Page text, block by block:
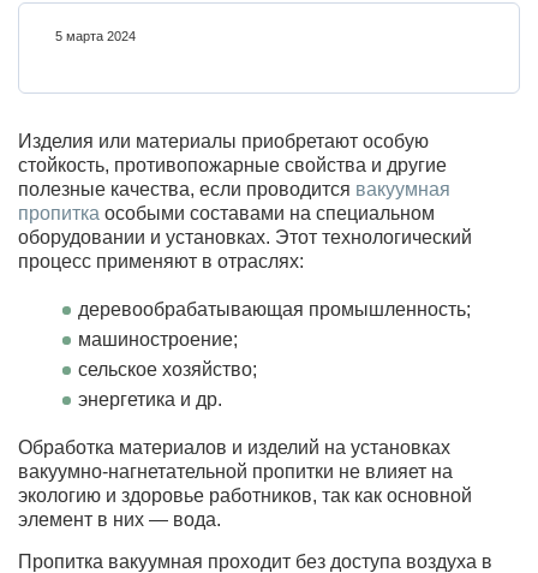
5 марта 2024
Изделия или материалы приобретают особую
стойкость, противопожарные свойства и другие
полезные качества, если проводится вакуумная
пропитка особыми составами на специальном
оборудовании и установках. Этот технологический
процесс применяют в отраслях:
деревообрабатывающая промышленность;
машиностроение;
сельское хозяйство;
энергетика и др.
Обработка материалов и изделий на установках
вакуумно-нагнетательной пропитки не влияет на
экологию и здоровье работников, так как основной
элемент в них — вода.
Пропитка вакуумная проходит без доступа воздуха в